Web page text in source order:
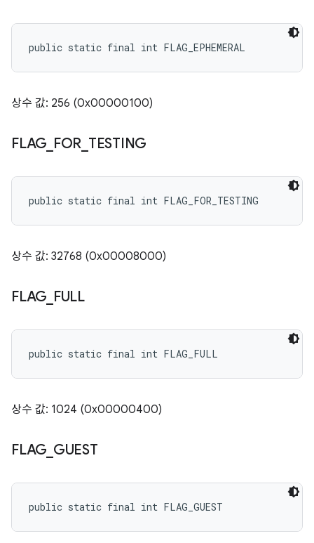
public static final int FLAG_EPHEMERAL
상수 값: 256 (0x00000100)
FLAG FOR TESTING
public static final int FLAG_FOR_TESTING
상수 값: 32768 (0x00008000)
FLAG FULL
public static final int FLAG_FULL
상수 값: 1024 (0x00000400)
FLAG GUEST
public static final int FLAG_GUEST